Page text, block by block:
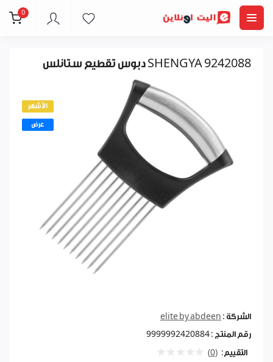
0
دبوس تقطيع ستانلس SHENGYA 9242088
الأشهر
عرض
الشركة : elite by abdeen
رقم المنتج : 9999992420884
التقييم: (0)